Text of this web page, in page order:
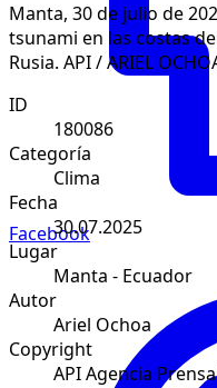
Facebook
Manta, 30 de julio de
tsunami en las costas
Rusia. API / ARIEL
ID
180086
Categoría
Clima
Fecha
30.07.2025
Lugar
Manta - Ecuador
Autor
Ariel Ochoa
Copyright
API Agencia